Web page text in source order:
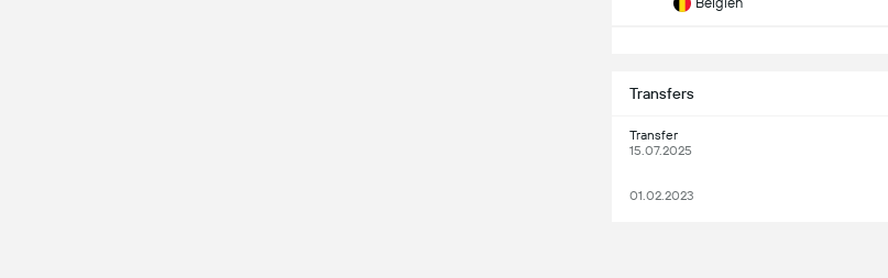
Transfers
Transfer
15.07.2025
01.02.2023